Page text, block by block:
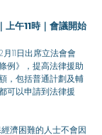
上午11時｜會議開始
例》，提高法律援助
，包括普通計劃及輔
可以申請到法律援